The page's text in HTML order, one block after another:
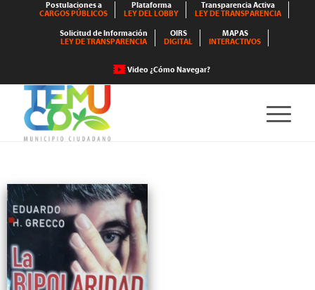
Postulaciones a
CARGOS PÚBLICOS
Plataforma
LEY DEL LOBBY
Transparencia Activa
LEY DE TRANSPARENCIA
Solicitud de Información
LEY DE TRANSPARENCIA
OIRS
DIGITAL
MAPAS
INTERACTIVOS
Video ¿Cómo Navegar?